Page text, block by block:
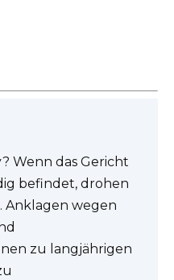
Wenn das Gericht
befindet, drohen
Anklagen wegen
zu langjährigen